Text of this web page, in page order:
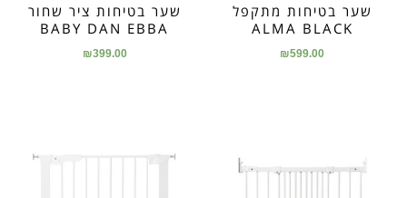
שער בטיחות מתקפל
ALMA BLACK
₪599.00
שער בטיחות ציר שחור
BABY DAN EBBA
₪399.00